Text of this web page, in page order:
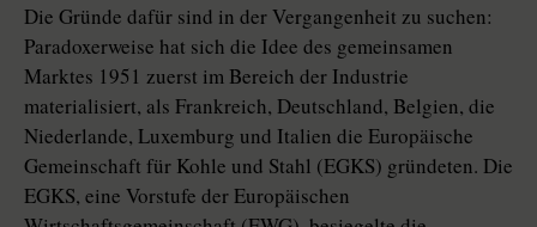
Die Gründe dafür sind in der Vergangenheit zu suchen:
Paradoxerweise hat sich die Idee des gemeinsamen
Marktes 1951 zuerst im Bereich der Industrie
materialisiert, als Frankreich, Deutschland, Belgien, die
Niederlande, Luxemburg und Italien die Europäische
Gemeinschaft für Kohle und Stahl (EGKS) gründeten. Die
EGKS, eine Vorstufe der Europäischen